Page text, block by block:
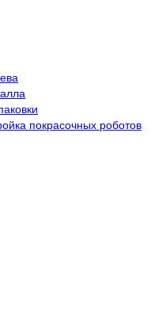
покрасочных роботов